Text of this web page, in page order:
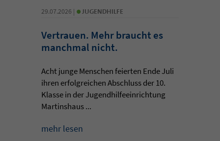
29.07.2026 | • JUGENDHILFE
Vertrauen. Mehr braucht es
manchmal nicht.
Acht junge Menschen feierten Ende Juli
ihren erfolgreichen Abschluss der 10.
Klasse in der Jugendhilfeeinrichtung
Martinshaus ...
mehr lesen